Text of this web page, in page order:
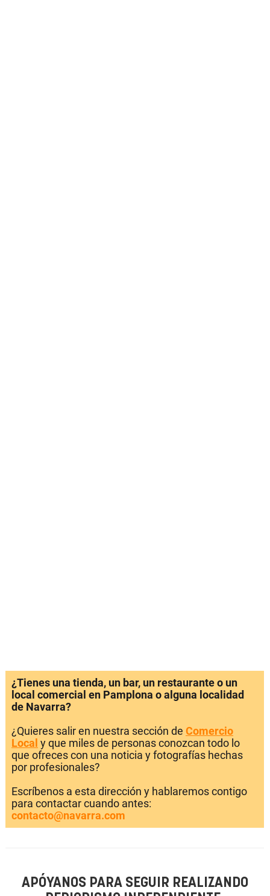
¿Tienes una tienda, un bar, un restaurante o un
local comercial en Pamplona o alguna localidad
de Navarra?
¿Quieres salir en nuestra sección de Comercio
Local y que miles de personas conozcan todo lo
que ofreces con una noticia y fotografías hechas
por profesionales?
Escríbenos a esta dirección y hablaremos contigo
para contactar cuando antes:
contacto@navarra.com
APÓYANOS PARA SEGUIR REALIZANDO